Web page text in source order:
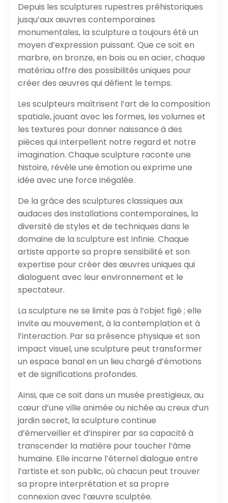
Depuis les sculptures rupestres préhistoriques
jusqu’aux œuvres contemporaines
monumentales, la sculpture a toujours été un
moyen d’expression puissant. Que ce soit en
marbre, en bronze, en bois ou en acier, chaque
matériau offre des possibilités uniques pour
créer des œuvres qui défient le temps.
Les sculpteurs maîtrisent l’art de la composition
spatiale, jouant avec les formes, les volumes et
les textures pour donner naissance à des
pièces qui interpellent notre regard et notre
imagination. Chaque sculpture raconte une
histoire, révèle une émotion ou exprime une
idée avec une force inégalée.
De la grâce des sculptures classiques aux
audaces des installations contemporaines, la
diversité de styles et de techniques dans le
domaine de la sculpture est infinie. Chaque
artiste apporte sa propre sensibilité et son
expertise pour créer des œuvres uniques qui
dialoguent avec leur environnement et le
spectateur.
La sculpture ne se limite pas à l’objet figé ; elle
invite au mouvement, à la contemplation et à
l’interaction. Par sa présence physique et son
impact visuel, une sculpture peut transformer
un espace banal en un lieu chargé d’émotions
et de significations profondes.
Ainsi, que ce soit dans un musée prestigieux, au
cœur d’une ville animée ou nichée au creux d’un
jardin secret, la sculpture continue
d’émerveiller et d’inspirer par sa capacité à
transcender la matière pour toucher l’âme
humaine. Elle incarne l’éternel dialogue entre
l’artiste et son public, où chacun peut trouver
sa propre interprétation et sa propre
connexion avec l’œuvre sculptée.